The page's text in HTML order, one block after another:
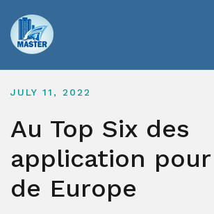
content
JULY 11, 2022
Au Top Six des
application
de Europe